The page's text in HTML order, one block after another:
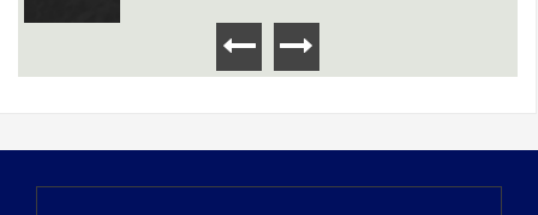
Acerca de